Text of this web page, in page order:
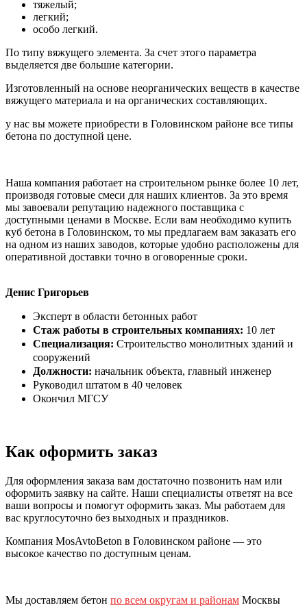
тяжелый;
легкий;
особо легкий.
По типу вяжущего элемента. За счет этого параметра
выделяется две большие категории.
Изготовленный на основе неорганических веществ в качестве
вяжущего материала и на органических составляющих.
у нас вы можете приобрести в Головинском районе все типы
бетона по доступной цене.
Наша компания работает на строительном рынке более 10 лет,
производя готовые смеси для наших клиентов. За это время
мы завоевали репутацию надежного поставщика с
доступными ценами в Москве. Если вам необходимо купить
куб бетона в Головинском, то мы предлагаем вам заказать его
на одном из наших заводов, которые удобно расположены для
оперативной доставки точно в оговоренные сроки.
Денис Григорьев
Эксперт в области бетонных работ
Стаж работы в строительных компаниях: 10 лет
Специализация: Строительство монолитных зданий и
сооружений
Должности: начальник объекта, главный инженер
Руководил штатом в 40 человек
Окончил МГСУ
Как оформить заказ
Для оформления заказа вам достаточно позвонить нам или
оформить заявку на сайте. Наши специалисты ответят на все
ваши вопросы и помогут оформить заказ. Мы работаем для
вас круглосуточно без выходных и праздников.
Компания MosAvtoBeton в Головинском районе — это
высокое качество по доступным ценам.
Мы доставляем бетон по всем округам и районам Москвы